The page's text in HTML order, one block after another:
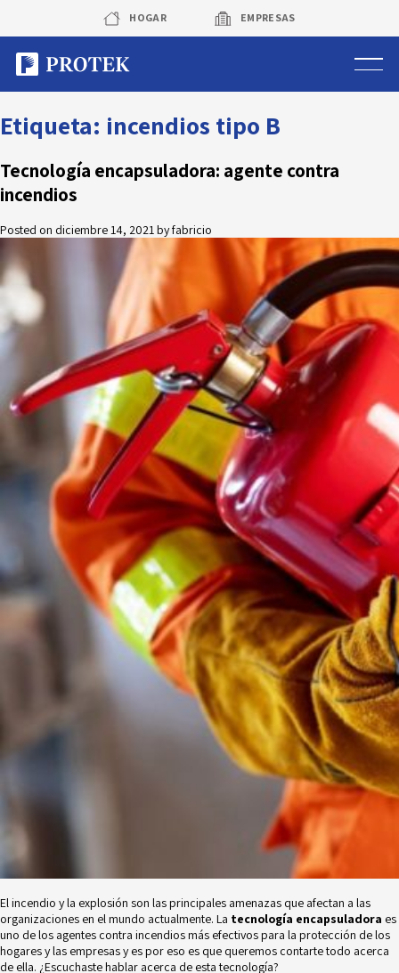
content
HOGAR EMPRESAS
Sistema de alarmas
Sistema de cámaras
Protek Personas
Corredora de seguros
Sobre Protek
Trabaja con nosotros
Novedades
Faq
Contacto
Área de clientes
Etiqueta: incendios tipo B
Tecnología encapsuladora: agente contra
incendios
Posted on diciembre 14, 2021byfabricio
Elincendio y la explosión son las principales amenazas que afectan a las
organizaciones en el mundo actualmente. La tecnología encapsuladora es
uno de los agentes contra incendios más efectivos para la protección de los
hogares y las empresas y es por eso es que queremos contarte todo acerca
de ella. ¿Escuchaste hablar acerca de esta tecnología?